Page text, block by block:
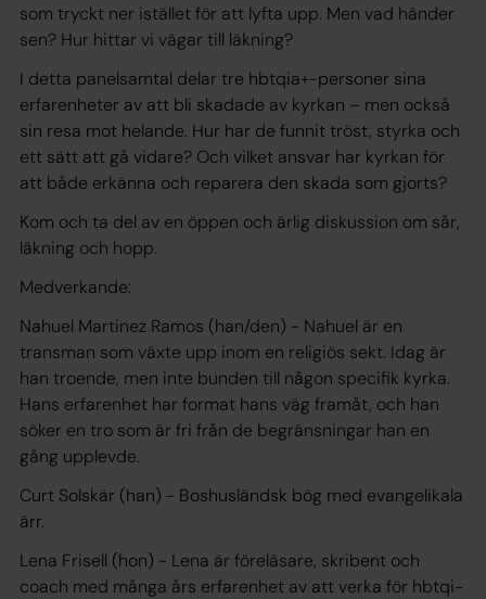
som tryckt ner istället för att lyfta upp. Men vad händer
sen? Hur hittar vi vägar till läkning?
‍I detta panelsamtal delar tre hbtqia+-personer sina
erfarenheter av att bli skadade av kyrkan – men också
sin resa mot helande. Hur har de funnit tröst, styrka och
ett sätt att gå vidare? Och vilket ansvar har kyrkan för
att både erkänna och reparera den skada som gjorts?
‍Kom och ta del av en öppen och ärlig diskussion om sår,
läkning och hopp.
‍Medverkande:
Nahuel Martinez Ramos (han/den) - Nahuel är en
transman som växte upp inom en religiös sekt. Idag är
han troende, men inte bunden till någon specifik kyrka.
Hans erfarenhet har format hans väg framåt, och han
söker en tro som är fri från de begränsningar han en
gång upplevde.
Curt Solskär (han) - Boshusländsk bög med evangelikala
ärr.
Lena Frisell (hon) - Lena är föreläsare, skribent och
coach med många års erfarenhet av att verka för hbtqi-